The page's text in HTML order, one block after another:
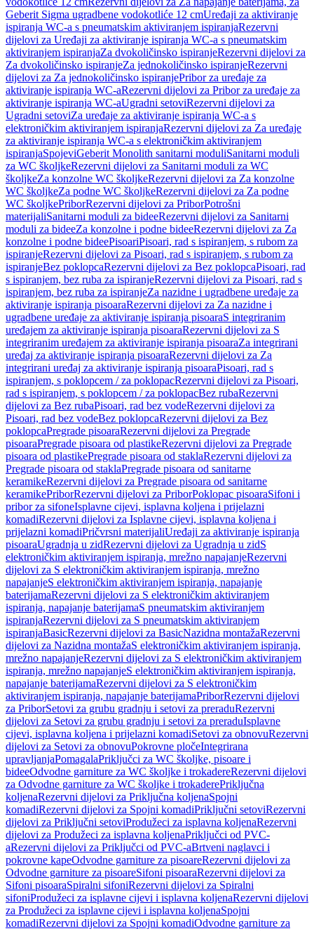
Geberit Sigma ugradbene vodokotliće 12 cmUređaji za aktiviranje
ispiranja WC-a s pneumatskim aktiviranjem ispiranjaRezervni
dijelovi za Uređaji za aktiviranje ispiranja WC-a s pneumatskim
aktiviranjem ispiranjaZa dvokoličinsko ispiranjeRezervni dijelovi za
Za dvokoličinsko ispiranjeZa jednokoličinsko ispiranjeRezervni
dijelovi za Za jednokoličinsko ispiranjePribor za uređaje za
aktiviranje ispiranja WC-aRezervni dijelovi za Pribor za uređaje za
aktiviranje ispiranja WC-aUgradni setoviRezervni dijelovi za
Ugradni setoviZa uređaje za aktiviranje ispiranja WC-a s
elektroničkim aktiviranjem ispiranjaRezervni dijelovi za Za uređaje
za aktiviranje ispiranja WC-a s elektroničkim aktiviranjem
ispiranjaSpojeviGeberit Monolith sanitarni moduliSanitarni moduli
za WC školjkeRezervni dijelovi za Sanitarni moduli za WC
školjkeZa konzolne WC školjkeRezervni dijelovi za Za konzolne
WC školjkeZa podne WC školjkeRezervni dijelovi za Za podne
WC školjkePriborRezervni dijelovi za PriborPotrošni
materijaliSanitarni moduli za bideeRezervni dijelovi za Sanitarni
moduli za bideeZa konzolne i podne bideeRezervni dijelovi za Za
konzolne i podne bideePisoariPisoari, rad s ispiranjem, s rubom za
ispiranjeRezervni dijelovi za Pisoari, rad s ispiranjem, s rubom za
ispiranjeBez poklopcaRezervni dijelovi za Bez poklopcaPisoari, rad
s ispiranjem, bez ruba za ispiranjeRezervni dijelovi za Pisoari, rad s
ispiranjem, bez ruba za ispiranjeZa nazidne i ugradbene uređaje za
aktiviranje ispiranja pisoaraRezervni dijelovi za Za nazidne i
ugradbene uređaje za aktiviranje ispiranja pisoaraS integriranim
uređajem za aktiviranje ispiranja pisoaraRezervni dijelovi za S
integriranim uređajem za aktiviranje ispiranja pisoaraZa integrirani
uređaj za aktiviranje ispiranja pisoaraRezervni dijelovi za Za
integrirani uređaj za aktiviranje ispiranja pisoaraPisoari, rad s
ispiranjem, s poklopcem / za poklopacRezervni dijelovi za Pisoari,
rad s ispiranjem, s poklopcem / za poklopacBez rubaRezervni
dijelovi za Bez rubaPisoari, rad bez vodeRezervni dijelovi za
Pisoari, rad bez vodeBez poklopcaRezervni dijelovi za Bez
poklopcaPregrade pisoaraRezervni dijelovi za Pregrade
pisoaraPregrade pisoara od plastikeRezervni dijelovi za Pregrade
pisoara od plastikePregrade pisoara od staklaRezervni dijelovi za
Pregrade pisoara od staklaPregrade pisoara od sanitarne
keramikeRezervni dijelovi za Pregrade pisoara od sanitarne
keramikePriborRezervni dijelovi za PriborPoklopac pisoaraSifoni i
pribor za sifoneIsplavne cijevi, isplavna koljena i prijelazni
komadiRezervni dijelovi za Isplavne cijevi, isplavna koljena i
prijelazni komadiPričvrsni materijaliUređaji za aktiviranje ispiranja
pisoaraUgradnja u zidRezervni dijelovi za Ugradnja u zidS
elektroničkim aktiviranjem ispiranja, mrežno napajanjeRezervni
dijelovi za S elektroničkim aktiviranjem ispiranja, mrežno
napajanjeS elektroničkim aktiviranjem ispiranja, napajanje
baterijamaRezervni dijelovi za S elektroničkim aktiviranjem
ispiranja, napajanje baterijamaS pneumatskim aktiviranjem
ispiranjaRezervni dijelovi za S pneumatskim aktiviranjem
ispiranjaBasicRezervni dijelovi za BasicNazidna montažaRezervni
dijelovi za Nazidna montažaS elektroničkim aktiviranjem ispiranja,
mrežno napajanjeRezervni dijelovi za S elektroničkim aktiviranjem
ispiranja, mrežno napajanjeS elektroničkim aktiviranjem ispiranja,
napajanje baterijamaRezervni dijelovi za S elektroničkim
aktiviranjem ispiranja, napajanje baterijamaPriborRezervni dijelovi
za PriborSetovi za grubu gradnju i setovi za preraduRezervni
dijelovi za Setovi za grubu gradnju i setovi za preraduIsplavne
cijevi, isplavna koljena i prijelazni komadiSetovi za obnovuRezervni
dijelovi za Setovi za obnovuPokrovne pločeIntegrirana
upravljanjaPomagalaPriključci za WC školjke, pisoare i
bideeOdvodne garniture za WC školjke i trokadereRezervni dijelovi
za Odvodne garniture za WC školjke i trokaderePriključna
koljenaRezervni dijelovi za Priključna koljenaSpojni
komadiRezervni dijelovi za Spojni komadiPriključni setoviRezervni
dijelovi za Priključni setoviProdužeci za isplavna koljenaRezervni
dijelovi za Produžeci za isplavna koljenaPriključci od PVC-
aRezervni dijelovi za Priključci od PVC-aBrtveni naglavci i
pokrovne kapeOdvodne garniture za pisoareRezervni dijelovi za
Odvodne garniture za pisoareSifoni pisoaraRezervni dijelovi za
Sifoni pisoaraSpiralni sifoniRezervni dijelovi za Spiralni
sifoniProdužeci za isplavne cijevi i isplavna koljenaRezervni dijelovi
za Produžeci za isplavne cijevi i isplavna koljenaSpojni
komadiRezervni dijelovi za Spojni komadiOdvodne garniture za